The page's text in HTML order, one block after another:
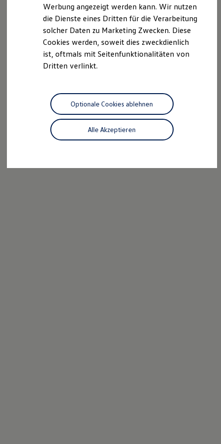
Kostensimulator
Autonomes Fahren
Mehr zum ID. Buzz
California Welt
California Club
California Magazin & Ratgeber
California Reisen & Erlebnisse
California App
California Lifestyle & Zubehör
Übernachten im California
Unternehmen
Karriere im Autohaus
Werbung angezeigt werden kann. Wir nutzen
die Dienste eines Dritten für die Verarbeitung
solcher Daten zu Marketing Zwecken. Diese
Cookies werden, soweit dies zweckdienlich
ist, oftmals mit Seitenfunktionalitäten von
Dritten verlinkt.
Alle Akzeptieren
Optionale Cookies ablehnen